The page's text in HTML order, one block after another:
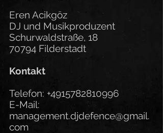
Eren Acikgöz
DJ und Musikproduzent
Schurwaldstraße, 18
70794 Filderstadt
Kontakt
Telefon: +4915782810996
E-Mail:
management.djdefence@gmail.
com